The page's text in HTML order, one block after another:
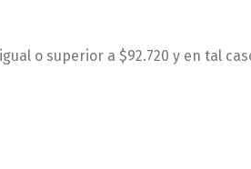
o superior a $92.720 y en tal